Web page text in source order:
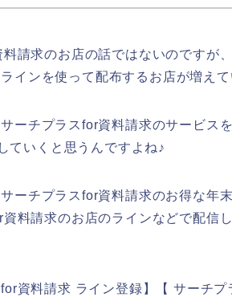
請求のお店の話ではないのですが
インを使って配布するお店が増えて
ーチプラスfor資料請求のサービス
ていくと思うんですよね♪
ーチプラスfor資料請求のお得な年
料請求のお店のラインなどで配信
資料請求 ライン登録】【 サーチ